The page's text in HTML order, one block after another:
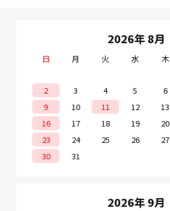
2026年 8月
日 月 火 水 木
2
3 4 5 6
9
10 11 12 13
16
17 18 19 20
23
24 25 26 27
30
31
2026年 9月